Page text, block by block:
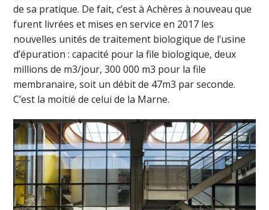
de sa pratique. De fait, c’est à Achères à nouveau que
furent livrées et mises en service en 2017 les
nouvelles unités de traitement biologique de l’usine
d’épuration : capacité pour la file biologique, deux
millions de m3/jour, 300 000 m3 pour la file
membranaire, soit un débit de 47m3 par seconde.
C’est la moitié de celui de la Marne.